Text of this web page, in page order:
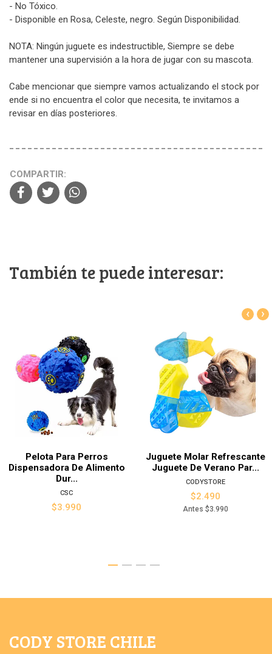
- No Tóxico.
- Disponible en Rosa, Celeste, negro. Según Disponibilidad.
NOTA: Ningún juguete es indestructible, Siempre se debe
mantener una supervisión a la hora de jugar con su mascota.
Cabe mencionar que siempre vamos actualizando el stock por
ende si no encuentra el color que necesita, te invitamos a
revisar en días posteriores.
COMPARTIR:
También te puede interesar:
Pelota Para Perros
Dispensadora De Alimento
Dur...
CSC
$3.990
Juguete Molar Refrescante
Juguete De Verano Par...
CODYSTORE
$2.490
Antes $3.990
‹ ›
CODY STORE CHILE